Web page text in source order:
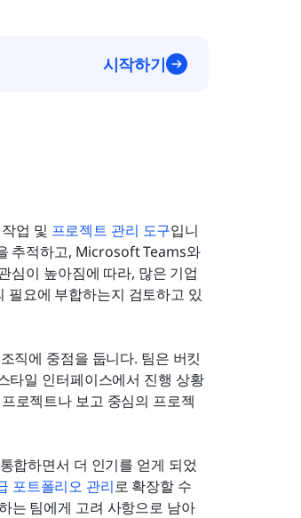
시작하기
업 및 프로젝트 관리 도구입니
추적하고, Microsoft Teams와
이 높아짐에 따라, 많은 기업
필요에 부합하는지 검토하고 있
직에 중점을 둡니다. 팀은 버킷
타일 인터페이스에서 진행 상황
로젝트나 보고 중심의 프로젝
합하면서 더 인기를 얻게 되었
포트폴리오 관리로 확장할 수
는 팀에게 고려 사항으로 남아